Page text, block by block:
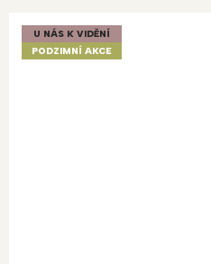
U NÁS K VIDĚNÍ
PODZIMNÍ AKCE